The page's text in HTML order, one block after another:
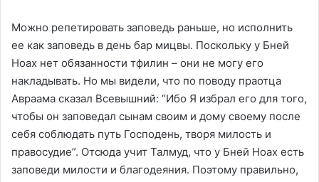
Можно репетировать заповедь раньше, но исполнить
ее как заповедь в день бар мицвы. Поскольку у Бней
Ноах нет обязанности тфилин – они не могу его
накладывать. Но мы видели, что по поводу праотца
Авраама сказал Всевышний: “Ибо Я избрал его для того,
чтобы он заповедал сынам своим и дому своему после
себя соблюдать путь Господень, творя милость и
правосудие”. Отсюда учит Талмуд, что у Бней Ноах есть
заповеди милости и благодеяния. Поэтому правильно,